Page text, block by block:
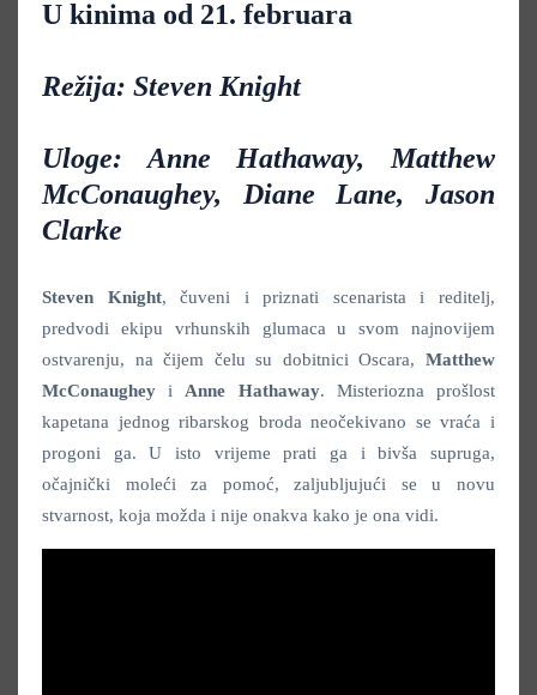
U kinima od 21. februara
Režija: Steven Knight
Uloge: Anne Hathaway, Matthew
McConaughey, Diane Lane, Jason
Clarke
Steven Knight, čuveni i priznati scenarista i reditelj,
predvodi ekipu vrhunskih glumaca u svom najnovijem
ostvarenju, na čijem čelu su dobitnici Oscara, Matthew
McConaughey i Anne Hathaway. Misteriozna prošlost
kapetana jednog ribarskog broda neočekivano se vraća i
progoni ga. U isto vrijeme prati ga i bivša supruga,
očajnički moleći za pomoć, zaljubljujući se u novu
stvarnost, koja možda i nije onakva kako je ona vidi.